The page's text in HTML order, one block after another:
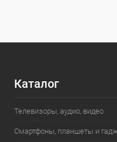
Каталог
Телевизоры, аудио, видео
Смартфоны, планшеты и